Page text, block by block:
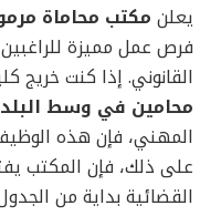
يعلن مكتب محاماة
فرص عمل مميزة
القانوني. إذا كنت خريج
محامين في وسط البلد
المهني، فإن هذه
على ذلك، فإن المكتب
القضائية بداية من